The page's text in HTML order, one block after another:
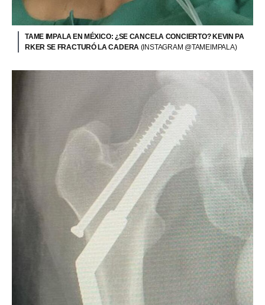
TAME IMPALA EN MÉXICO: ¿SE CANCELA CONCIERTO? KEVIN PA
RKER SE FRACTURÓ LA CADERA (INSTAGRAM @TAMEIMPALA)